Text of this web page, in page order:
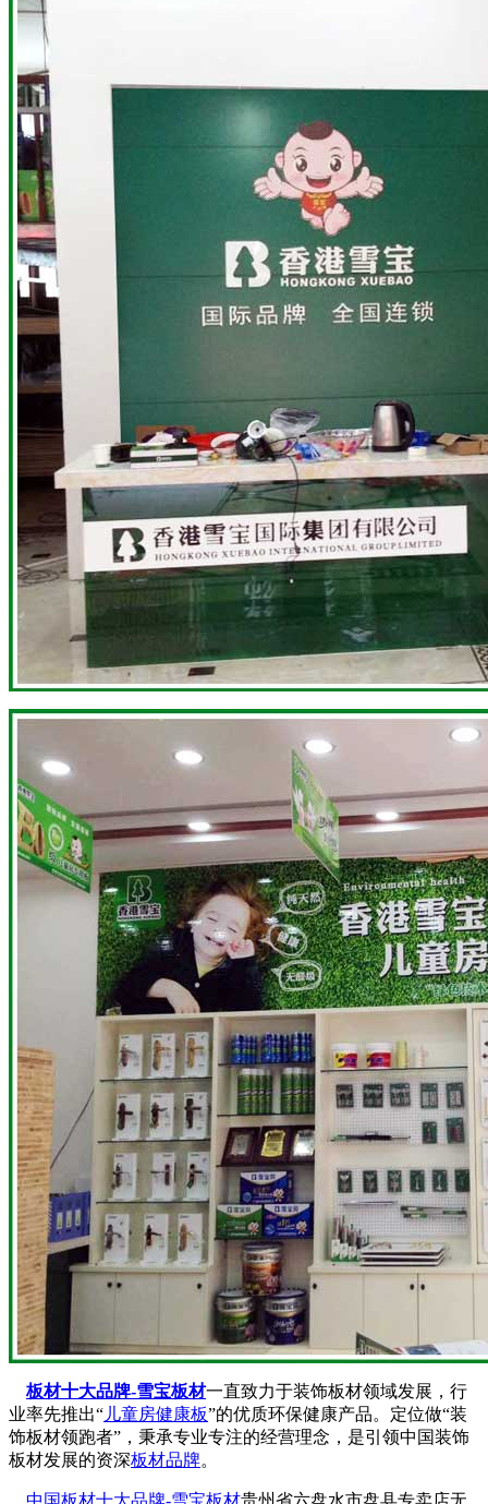
板材十大品牌-雪宝板材一直致力于装饰板材领域发展，行
业率先推出“ 儿童房健康板”的优质环保健康产品。定位做“装
饰板材领跑者”，秉承专业专注的经营理念，是引领中国装饰
板材发展的资深板材品牌。
中国板材十大品牌-雪宝板材贵州省六盘水市盘县专卖店无